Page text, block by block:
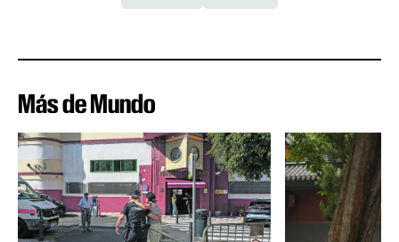
Más de Mundo